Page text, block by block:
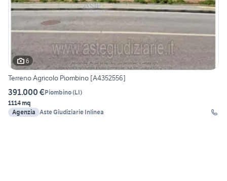
6
Terreno Agricolo Piombino [A4352556]
391.000 €Piombino(LI)
1114 mq
Agenzia Aste Giudiziarie Inlinea